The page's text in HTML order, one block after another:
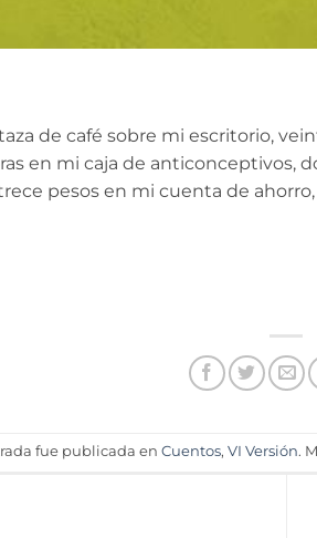
de café sobre mi escritorio,
en mi caja de anticonceptivos,
pesos en mi cuenta de
fue publicada en Cuentos, VI Versión.